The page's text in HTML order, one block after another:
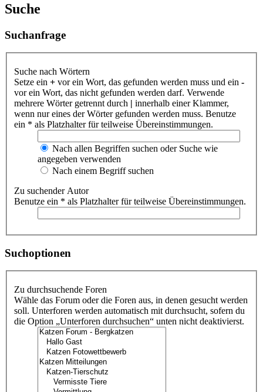
Suche
Suchanfrage
Suche nach Wörtern
Setze ein + vor ein Wort, das gefunden werden muss und ein -
vor ein Wort, das nicht gefunden werden darf. Verwende
mehrere Wörter getrennt durch | innerhalb einer Klammer,
wenn nur eines der Wörter gefunden werden muss. Benutze
ein * als Platzhalter für teilweise Übereinstimmungen.
Nach allen Begriffen suchen oder Suche wie
angegeben verwenden
Nach einem Begriff suchen
Zu suchender Autor
Benutze ein * als Platzhalter für teilweise Übereinstimmungen.
Suchoptionen
Zu durchsuchende Foren
Wähle das Forum oder die Foren aus, in denen gesucht werden
soll. Unterforen werden automatisch mit durchsucht, sofern du
die Option „Unterforen durchsuchen“ unten nicht deaktivierst.